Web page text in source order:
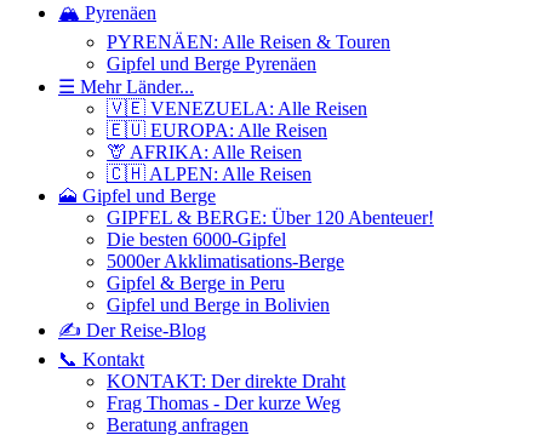
🏔️ Pyrenäen
PYRENÄEN: Alle Reisen & Touren
Gipfel und Berge Pyrenäen
☰ Mehr Länder...
🇻🇪 VENEZUELA: Alle Reisen
🇪🇺 EUROPA: Alle Reisen
🦒 AFRIKA: Alle Reisen
🇨🇭 ALPEN: Alle Reisen
🗻 Gipfel und Berge
GIPFEL & BERGE: Über 120 Abenteuer!
Die besten 6000-Gipfel
5000er Akklimatisations-Berge
Gipfel & Berge in Peru
Gipfel und Berge in Bolivien
✍️ Der Reise-Blog
📞 Kontakt
KONTAKT: Der direkte Draht
Frag Thomas - Der kurze Weg
Beratung anfragen